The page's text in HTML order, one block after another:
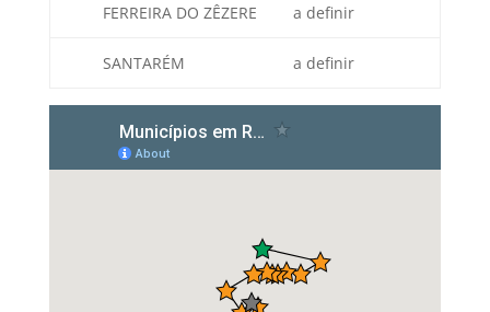
FERREIRA DO ZÊZERE a definir
SANTARÉM a definir